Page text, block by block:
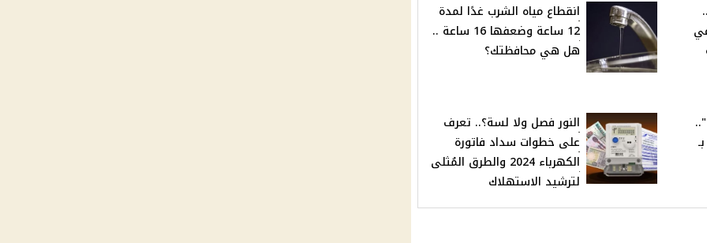
انقطاع مياه الشرب غدًا لمدة
12 ساعة وضعفها 16 ساعة ..
هل هي محافظتك؟
النور فصل ولا لسة؟.. تعرف
على خطوات سداد فاتورة
الكهرباء 2024 والطرق المُثلى
لترشيد الاستهلاك